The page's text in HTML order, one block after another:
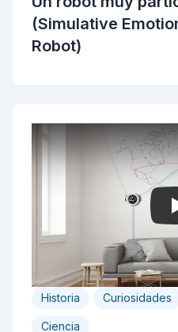
(Simulative
Robot)
Historia Curiosidades
Ciencia